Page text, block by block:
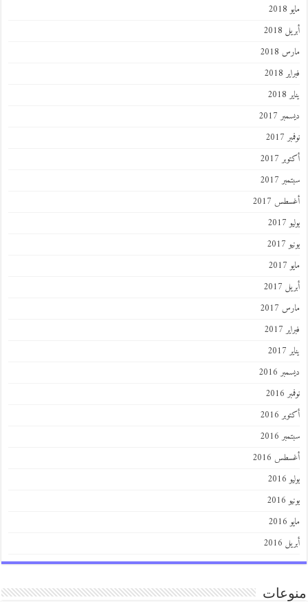
مايو 2018
أبريل 2018
مارس 2018
فبراير 2018
يناير 2018
ديسمبر 2017
نوفمبر 2017
أكتوبر 2017
سبتمبر 2017
أغسطس 2017
يوليو 2017
يونيو 2017
مايو 2017
أبريل 2017
مارس 2017
فبراير 2017
يناير 2017
ديسمبر 2016
نوفمبر 2016
أكتوبر 2016
سبتمبر 2016
أغسطس 2016
يوليو 2016
يونيو 2016
مايو 2016
أبريل 2016
منوعات